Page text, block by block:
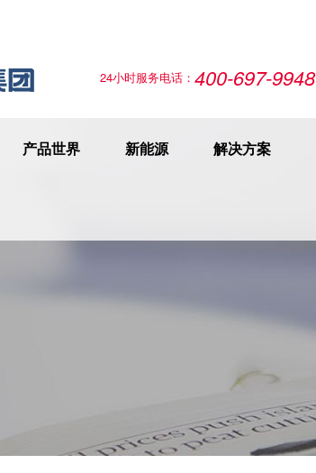
24小时服务电话： 400-697-9948
产品世界 新能源 解决方案